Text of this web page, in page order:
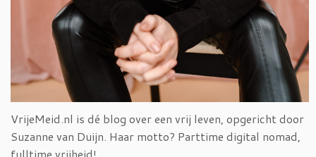
VrijeMeid.nl is dé blog over een vrij leven, opgericht door
Suzanne van Duijn. Haar motto? Parttime digital nomad,